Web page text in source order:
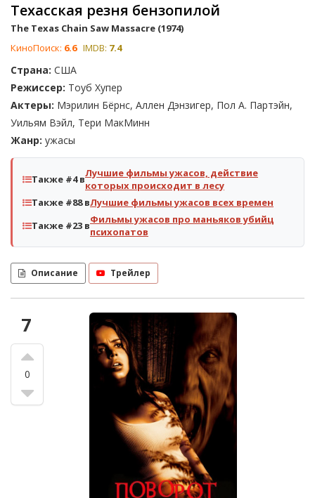
Техасская резня бензопилой
The Texas Chain Saw Massacre (1974)
КиноПоиск: 6.6 IMDB: 7.4
Страна: США
Режиссер: Тоуб Хупер
Актеры: Мэрилин Бёрнс, Аллен Дэнзигер, Пол А. Партэйн,
Уильям Вэйл, Тери МакМинн
Жанр: ужасы
Также #4 вЛучшие фильмы ужасов, действие
которых происходит в лесу
Также #88 вЛучшие фильмы ужасов всех времен
Также #23 вФильмы ужасов про маньяков убийц
психопатов
Описание Трейлер
7
0